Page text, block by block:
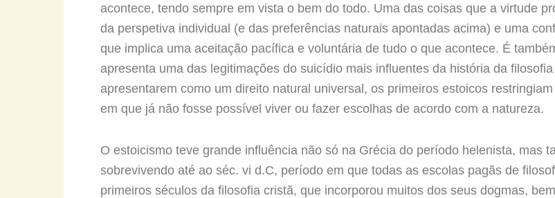
acontece, tendo sempre em vista o bem do todo. Uma das coisas que a virtude
da perspetiva individual (e das preferências naturais apontadas acima) e uma
que implica uma aceitação pacífica e voluntária de tudo o que acontece. É
apresenta uma das legitimações do suicídio mais influentes da história da
apresentarem como um direito natural universal, os primeiros estoicos
em que já não fosse possível viver ou fazer escolhas de acordo com a natureza.
O estoicismo teve grande influência não só na Grécia do período helenista, mas
sobrevivendo até ao séc. vi d.C, período em que todas as escolas pagãs de
primeiros séculos da filosofia cristã, que incorporou muitos dos seus dogmas,